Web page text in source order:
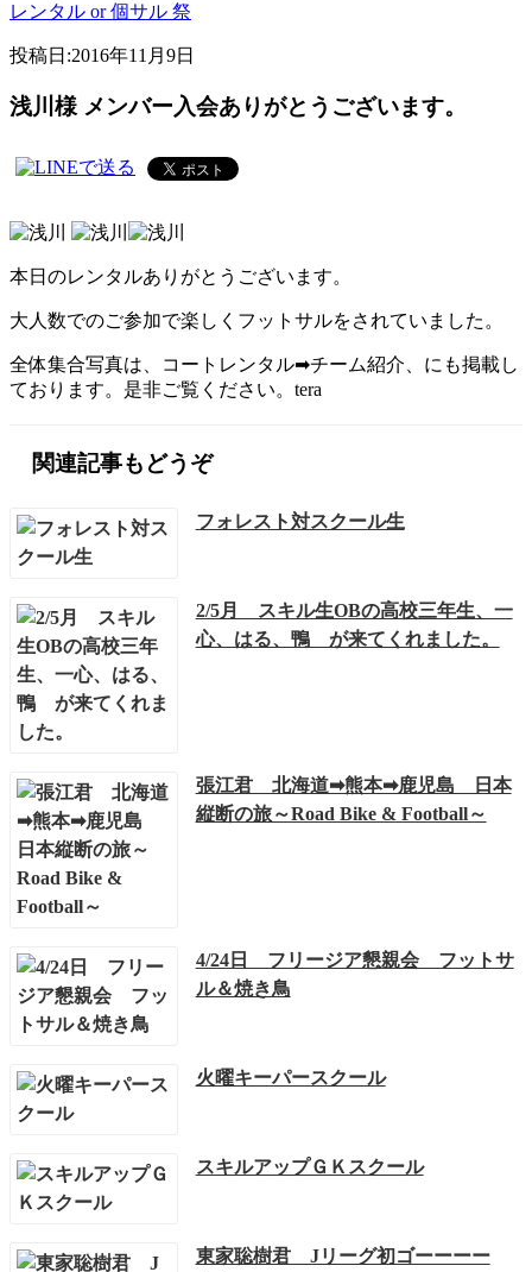
レンタル or 個サル 祭
投稿日:2016年11月9日
浅川様 メンバー入会ありがとうございます。
本日のレンタルありがとうございます。
大人数でのご参加で楽しくフットサルをされていました。
全体集合写真は、コートレンタル➡チーム紹介、にも掲載し
ております。是非ご覧ください。tera
関連記事もどうぞ
フォレスト対スクール生
2/5月 スキル生OBの高校三年生、一
心、はる、鴨 が来てくれました。
張江君 北海道➡熊本➡鹿児島 日本
縦断の旅～Road Bike & Football～
4/24日 フリージア懇親会 フットサ
ル＆焼き鳥
火曜キーパースクール
スキルアップＧＫスクール
東家聡樹君 Jリーグ初ゴーーーー